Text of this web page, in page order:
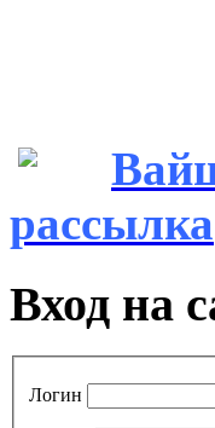
рассылка
Вход на
Логин